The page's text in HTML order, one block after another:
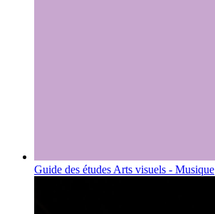
Guide des études Arts visuels - Musique